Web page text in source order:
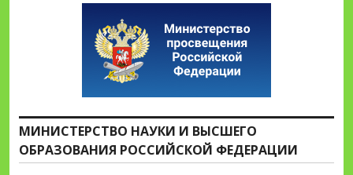
МИНИСТЕРСТВО НАУКИ И ВЫСШЕГО
ОБРАЗОВАНИЯ РОССИЙСКОЙ ФЕДЕРАЦИИ